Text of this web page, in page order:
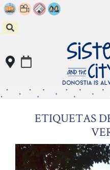
Skip
to
content
ETIQUETAS